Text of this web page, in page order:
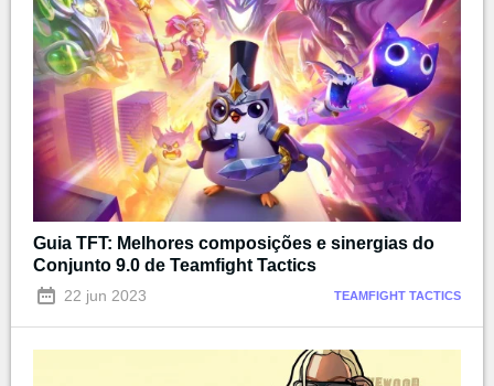
Guia TFT: Melhores composições e sinergias do
Conjunto 9.0 de Teamfight Tactics
22 jun 2023 TEAMFIGHT TACTICS